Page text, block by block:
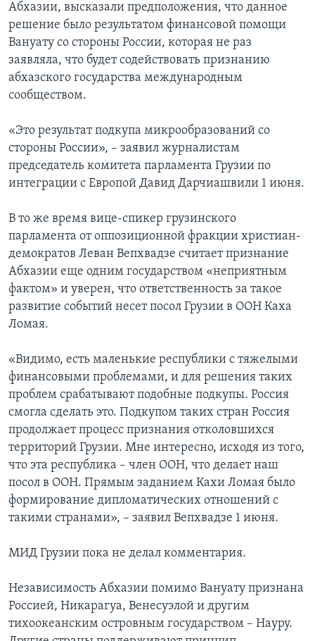
Абхазии, высказали предположения, что данное
решение было результатом финансовой помощи
Вануату со стороны России, которая не раз
заявляла, что будет содействовать признанию
абхазского государства международным
сообществом.
«Это результат подкупа микрообразований со
стороны России», – заявил журналистам
председатель комитета парламента Грузии по
интеграции с Европой Давид Дарчиашвили 1 июня.
В то же время вице-спикер грузинского
парламента от оппозиционной фракции христиан-
демократов Леван Вепхвадзе считает признание
Абхазии еще одним государством «неприятным
фактом» и уверен, что ответственность за такое
развитие событий несет посол Грузии в ООН Каха
Ломая.
«Видимо, есть маленькие республики с тяжелыми
финансовыми проблемами, и для решения таких
проблем срабатывают подобные подкупы. Россия
смогла сделать это. Подкупом таких стран Россия
продолжает процесс признания отколовшихся
территорий Грузии. Мне интересно, исходя из того,
что эта республика – член ООН, что делает наш
посол в ООН. Прямым заданием Кахи Ломая было
формирование дипломатических отношений с
такими странами», – заявил Вепхвадзе 1 июня.
МИД Грузии пока не делал комментария.
Независимость Абхазии помимо Вануату признана
Россией, Никарагуа, Венесуэлой и другим
тихоокеанским островным государством – Науру.